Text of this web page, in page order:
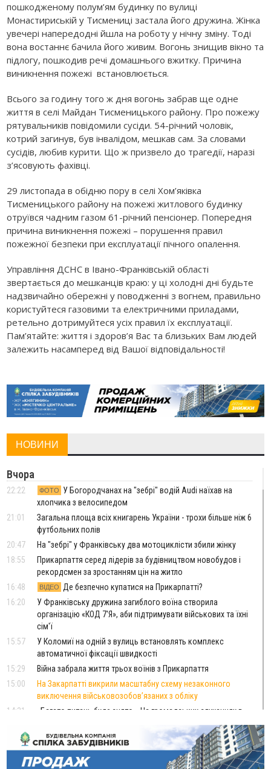
пошкодженому полум’ям будинку по вулиці
Монастириській у Тисмениці застала його дружина. Жінка
увечері напередодні йшла на роботу у нічну зміну. Тоді
вона востаннє бачила його живим. Вогонь знищив вікно та
підлогу, пошкодив речі домашнього вжитку. Причина
виникнення пожежі встановлюється.
Всього за годину того ж дня вогонь забрав ще одне
життя в селі Майдан Тисменицького району. Про пожежу
рятувальників повідомили сусіди. 54-річний чоловік,
котрий загинув, був інвалідом, мешкав сам. За словами
сусідів, любив курити. Що ж призвело до трагедії, наразі
з’ясовують фахівці.
29 листопада в обідню пору в селі Хом’яківка
Тисменицького району на пожежі житлового будинку
отруївся чадним газом 61-річний пенсіонер. Попередня
причина виникнення пожежі – порушення правил
пожежної безпеки при експлуатації пічного опалення.
Управління ДСНС в Івано-Франківській області
звертається до мешканців краю: у ці холодні дні будьте
надзвичайно обережні у поводженні з вогнем, правильно
користуйтеся газовими та електричними приладами,
ретельно дотримуйтеся усіх правил їх експлуатації.
Пам’ятайте: життя і здоров’я Вас та близьких Вам людей
залежить насамперед від Вашої відповідальності!
НОВИНИ
Вчора
22:22 ФОТО
У Богородчанах на "зебрі" водій Audi наїхав на
хлопчика з велосипедом
21:01
Загальна площа всіх книгарень України - трохи більше ніж 6
футбольних полів
20:47
На "зебрі" у Франківську два мотоциклісти збили жінку
18:55
Прикарпаття серед лідерів за будівництвом новобудов і
рекордсмен за зростанням цін на житло
16:48
ВІДЕО
Де безпечно купатися на Прикарпатті?
16:20
У Франківську дружина загиблого воїна створила
організацію «КОД 7'Я», аби підтримувати військових та їхні
сім'ї
15:57
У Коломиї на одній з вулиць встановлять комплекс
автоматичної фіксації швидкості
15:29
Війна забрала життя трьох воїнів з Прикарпаття
15:00
На Закарпатті викрили масштабну схему незаконного
виключення військовозобов’язаних з обліку
14:31
«Багато питань буде знято». На громадських слуханнях в
Яремче обговорили, як вирішити питання джипінгу в
Карпатах
13:54
5 «тихих» хвороб, які виявляє профілактичне обстеження
13:30
ФОТО На Надрічній тривають останні приготування до